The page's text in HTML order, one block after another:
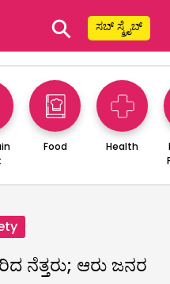
⚲ ಸಬ್ ಸ್ಕ್ರೈಬ್
Food Health
ನೆತ್ತರು; ಆರು ಜನರ